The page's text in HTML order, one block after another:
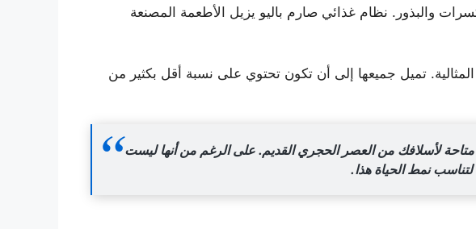
والبذور. نظام غذائي صارم باليو يزيل الأطعمة المصنعة
تميل جميعها إلى أن تكون تحتوي على نسبة أقل بكثير من
متاحة لأسلافك من العصر الحجري القديم. على الرغم من أنها ليست
لتناسب نمط الحياة هذا.